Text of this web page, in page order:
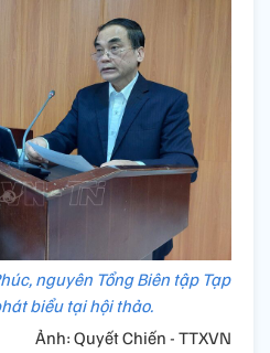
nguyên Tổng Biên tập Tạp
biểu tại hội thảo.
Ảnh: Quyết Chiến - TTXVN